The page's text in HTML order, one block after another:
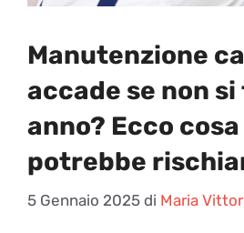
Manutenzione
accade se non si
anno? Ecco cosa
potrebbe
5 Gennaio 2025 di Maria